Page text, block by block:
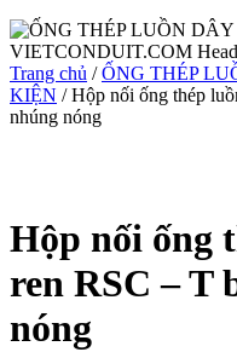
Trang chủ /ỐNG THÉP
KIỆN / Hộp nối ống thép
nhúng nóng
Hộp nối ống
ren RSC – T
nóng